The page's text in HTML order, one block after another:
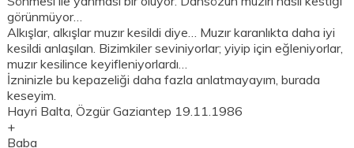
görünmüyor…
Alkışlar, alkışlar muzır kesildi diye… Muzır karanlıkta daha iyi
kesildi anlaşılan. Bizimkiler seviniyorlar; yiyip için eğleniyorlar,
muzır kesilince keyifleniyorlardı…
İzninizle bu kepazeliği daha fazla anlatmayayım, burada
keseyim.
Hayri Balta, Özgür Gaziantep 19.11.1986
+
Baba